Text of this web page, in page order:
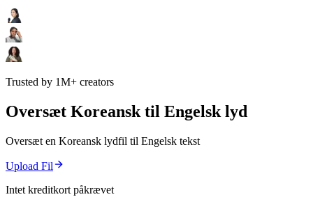
Trusted by 1M+ creators
Oversæt Koreansk til Engelsk lyd
Oversæt en Koreansk lydfil til Engelsk tekst
Upload Fil
Intet kreditkort påkrævet